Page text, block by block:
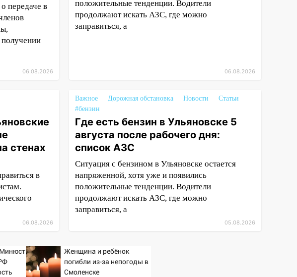
передаче в
06.08.2026
положительные тенденции. Водители
продолжают искать АЗС, где можно
заправиться, а
06.08.2026
стенах
в
06.08.2026
Важное Дорожная обстановка Новости
Статьи
#бензин
Где есть бензин в Ульяновске 5
августа после рабочего дня:
список АЗС
Ситуация с бензином в Ульяновске остается
напряженной, хотя уже и появились
положительные тенденции. Водители
продолжают искать АЗС, где можно
заправиться, а
05.08.2026
Женщина и ребёнок
погибли из-за непогоды в
Смоленске